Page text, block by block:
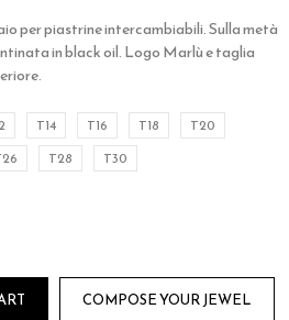
per piastrine intercambiabili. Sulla metà
in black oil. Logo Marlù e taglia
T14 T16 T18
T20
T28 T30
COMPOSE YOUR JEWEL